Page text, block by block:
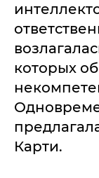
которых
Карти.